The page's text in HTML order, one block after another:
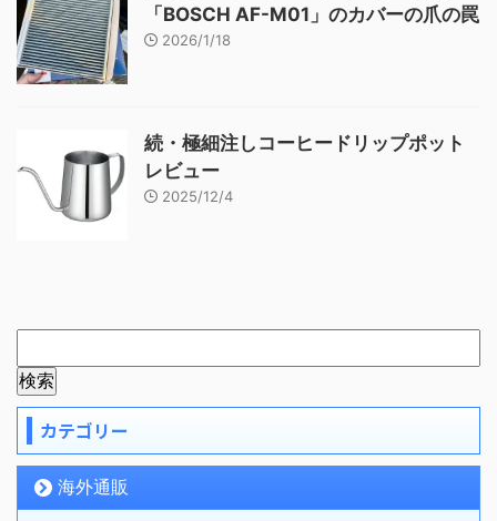
「BOSCH AF-M01」のカバーの爪の罠
2026/1/18
続・極細注しコーヒードリップポット
レビュー
2025/12/4
カテゴリー
海外通販